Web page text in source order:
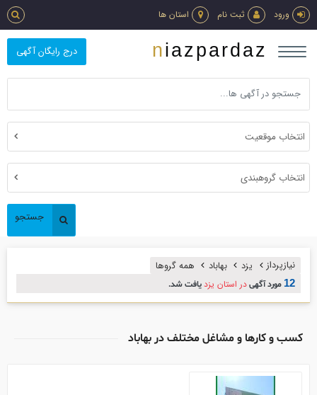
ورود ثبت نام استان ها
درج رایگان آگهی niazpardaz
انتخاب موقعیت
انتخاب گروهبندی
جستجو
نیازپرداز یزد بهاباد همه گروها
12 مورد آگهیدر استان یزدیافت شد.
کسب و کارها و مشاغل مختلف در بهاباد